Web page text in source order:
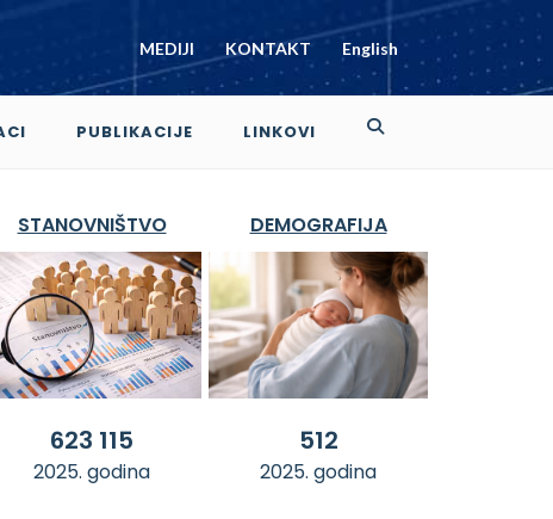
MEDIJI KONTAKT English
PUBLIKACIJE LINKOVI
STANOVNIŠTVO
623 115
2025. godina
DEMOGRAFIJA
512
2025. godina